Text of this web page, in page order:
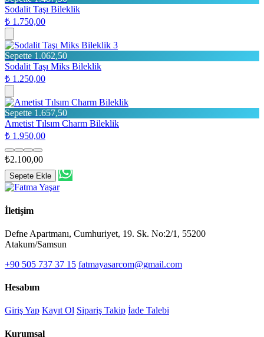
Sodalit Taşı Bileklik
₺ 1.750,00
3
Sepette 1.062,50
Sodalit Taşı Miks Bileklik
₺ 1.250,00
Sepette 1.657,50
Ametist Tılsım Charm Bileklik
₺ 1.950,00
₺2.100,00
Sepete Ekle
İletişim
Defne Apartmanı, Cumhuriyet, 19. Sk. No:2/1, 55200
Atakum/Samsun
+90 505 737 37 15 fatmayasarcom@gmail.com
Hesabım
Giriş Yap Kayıt Ol Sipariş Takip İade Talebi
Kurumsal